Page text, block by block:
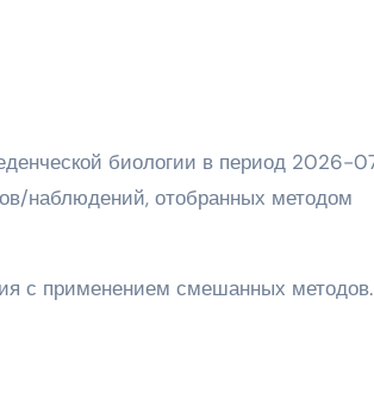
наблюдений, отобранных методом
с применением смешанных методов.